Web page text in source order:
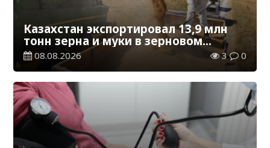
Казахстан экспортировал 13,9 млн
тонн зерна и муки в зерновом
эквиваленте
08.08.2026 3 0